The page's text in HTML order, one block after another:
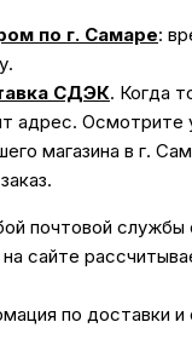
по г. Самаре:
СДЭК. Когда
адрес. Осмотрите
магазина в г.
почтовой службы
сайте
по доставки и